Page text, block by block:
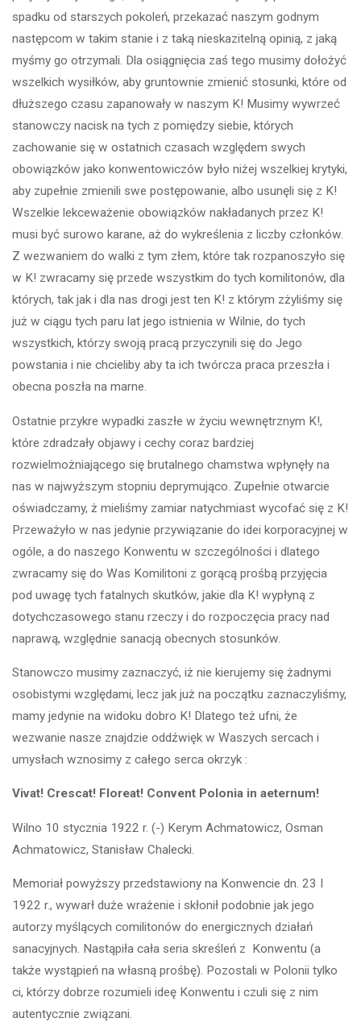
spadku od starszych pokoleń, przekazać naszym godnym
następcom w takim stanie i z taką nieskazitelną opinią, z jaką
myśmy go otrzymali. Dla osiągnięcia zaś tego musimy dołożyć
wszelkich wysiłków, aby gruntownie zmienić stosunki, które od
dłuższego czasu zapanowały w naszym K! Musimy wywrzeć
stanowczy nacisk na tych z pomiędzy siebie, których
zachowanie się w ostatnich czasach względem swych
obowiązków jako konwentowiczów było niżej wszelkiej krytyki,
aby zupełnie zmienili swe postępowanie, albo usunęli się z K!
Wszelkie lekceważenie obowiązków nakładanych przez K!
musi być surowo karane, aż do wykreślenia z liczby członków.
Z wezwaniem do walki z tym złem, które tak rozpanoszyło się
w K! zwracamy się przede wszystkim do tych komilitonów, dla
których, tak jak i dla nas drogi jest ten K! z którym zżyliśmy się
już w ciągu tych paru lat jego istnienia w Wilnie, do tych
wszystkich, którzy swoją pracą przyczynili się do Jego
powstania i nie chcieliby aby ta ich twórcza praca przeszła i
obecna poszła na marne.
Ostatnie przykre wypadki zaszłe w życiu wewnętrznym K!,
które zdradzały objawy i cechy coraz bardziej
rozwielmożniającego się brutalnego chamstwa wpłynęły na
nas w najwyższym stopniu deprymująco. Zupełnie otwarcie
oświadczamy, ż mieliśmy zamiar natychmiast wycofać się z K!
Przeważyło w nas jedynie przywiązanie do idei korporacyjnej w
ogóle, a do naszego Konwentu w szczególności i dlatego
zwracamy się do Was Komilitoni z gorącą prośbą przyjęcia
pod uwagę tych fatalnych skutków, jakie dla K! wypłyną z
dotychczasowego stanu rzeczy i do rozpoczęcia pracy nad
naprawą, względnie sanacją obecnych stosunków.
Stanowczo musimy zaznaczyć, iż nie kierujemy się żadnymi
osobistymi względami, lecz jak już na początku zaznaczyliśmy,
mamy jedynie na widoku dobro K! Dlatego też ufni, że
wezwanie nasze znajdzie oddźwięk w Waszych sercach i
umysłach wznosimy z całego serca okrzyk :
Vivat! Crescat! Floreat! Convent Polonia in aeternum!
Wilno 10 stycznia 1922 r. (-) Kerym Achmatowicz, Osman
Achmatowicz, Stanisław Chalecki.
Memoriał powyższy przedstawiony na Konwencie dn. 23 I
1922 r., wywarł duże wrażenie i skłonił podobnie jak jego
autorzy myślących comilitonów do energicznych działań
sanacyjnych. Nastąpiła cała seria skreśleń z Konwentu (a
także wystąpień na własną prośbę). Pozostali w Polonii tylko
ci, którzy dobrze rozumieli ideę Konwentu i czuli się z nim
autentycznie związani.